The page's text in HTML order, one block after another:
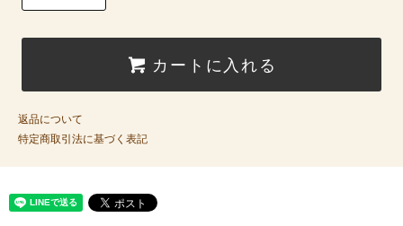
カートに入れる
返品について
特定商取引法に基づく表記